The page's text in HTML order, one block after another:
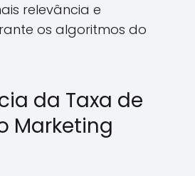
relevância e
os algoritmos do
da Taxa de
Marketing